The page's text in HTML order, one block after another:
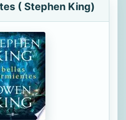
( Stephen King)